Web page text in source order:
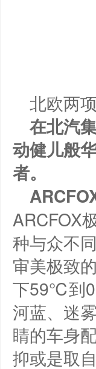
北欧两项
在北汽
动健儿般
者。
ARCFOX
种与众不
审美极致
下59℃到
河蓝、迷
睛的车身
抑或是取